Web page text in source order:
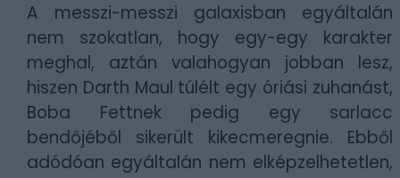
A messzi-messzi galaxisban egyáltalán
nem szokatlan, hogy egy-egy karakter
meghal, aztán valahogyan jobban lesz,
hiszen Darth Maul túlélt egy óriási zuhanást,
Boba Fettnek pedig egy sarlacc
bendőjéből sikerült kikecmeregnie. Ebből
adódóan egyáltalán nem elképzelhetetlen,